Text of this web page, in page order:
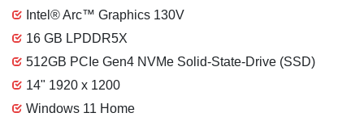
Intel® Arc™ Graphics 130V
16 GB LPDDR5X
512GB PCIe Gen4 NVMe Solid-State-Drive (SSD)
14" 1920 x 1200
Windows 11 Home